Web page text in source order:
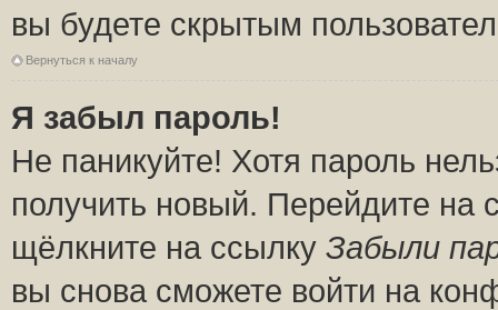
вы будете скрытым
Вернуться к началу
Я забыл пароль!
Не паникуйте! Хотя пароль
получить новый. Перейдите на
щёлкните на ссылку Забыли
вы снова сможете войти на